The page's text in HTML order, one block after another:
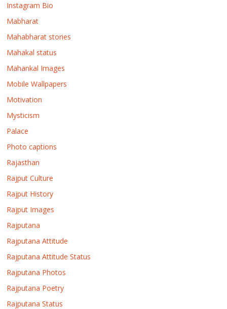
Instagram Bio
Mabharat
Mahabharat stories
Mahakal status
Mahankal Images
Mobile Wallpapers
Motivation
Mysticism
Palace
Photo captions
Rajasthan
Rajput Culture
Rajput History
Rajput Images
Rajputana
Rajputana Attitude
Rajputana Attitude Status
Rajputana Photos
Rajputana Poetry
Rajputana Status